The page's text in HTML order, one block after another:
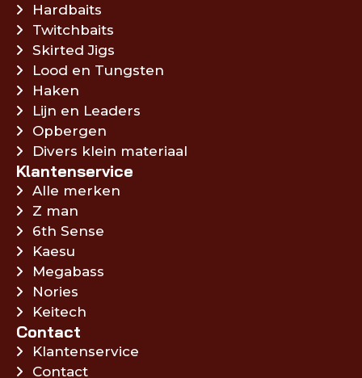
Hardbaits
Twitchbaits
Skirted Jigs
Lood en Tungsten
Haken
Lijn en Leaders
Opbergen
Divers klein materiaal
Klantenservice
Alle merken
Z man
6th Sense
Kaesu
Megabass
Nories
Keitech
Contact
Klantenservice
Contact